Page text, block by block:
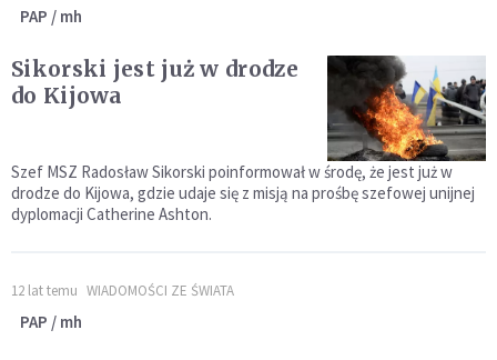
PAP / mh
Sikorski jest już w drodze
do Kijowa
Szef MSZ Radosław Sikorski poinformował w środę, że jest już w
drodze do Kijowa, gdzie udaje się z misją na prośbę szefowej unijnej
dyplomacji Catherine Ashton.
12 lat temu WIADOMOŚCI ZE ŚWIATA
PAP / mh